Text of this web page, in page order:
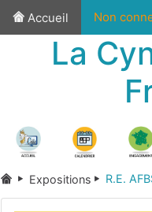
Accueil Non
La
Expositions R.E.